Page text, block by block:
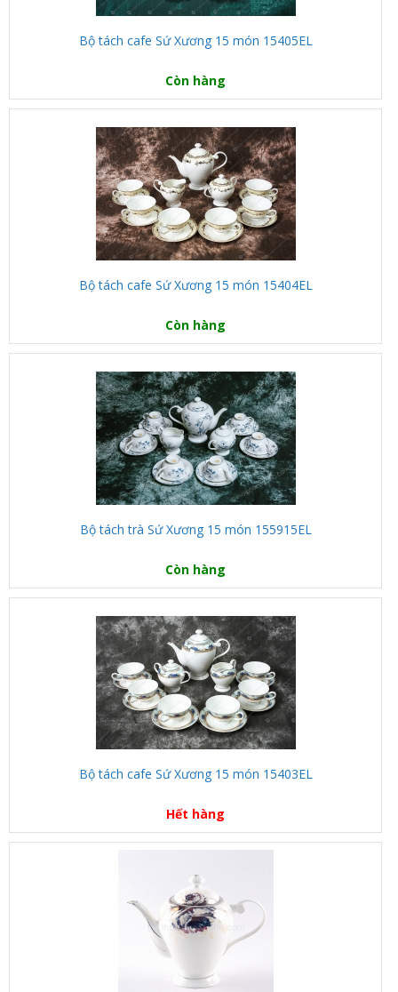
Bộ tách cafe Sứ Xương 15 món 15405EL
Còn hàng
Bộ tách cafe Sứ Xương 15 món 15404EL
Còn hàng
Bộ tách trà Sứ Xương 15 món 155915EL
Còn hàng
Bộ tách cafe Sứ Xương 15 món 15403EL
Hết hàng